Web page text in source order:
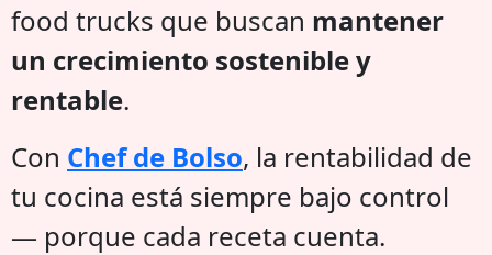
food trucks que buscan mantener
un crecimiento sostenible y
rentable.
Con Chef de Bolso, la rentabilidad de
tu cocina está siempre bajo control
— porque cada receta cuenta.